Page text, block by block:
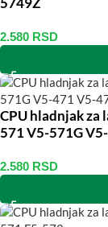
2.580 RSD
CPU hladnjak za
571 V5-571G
2.580 RSD